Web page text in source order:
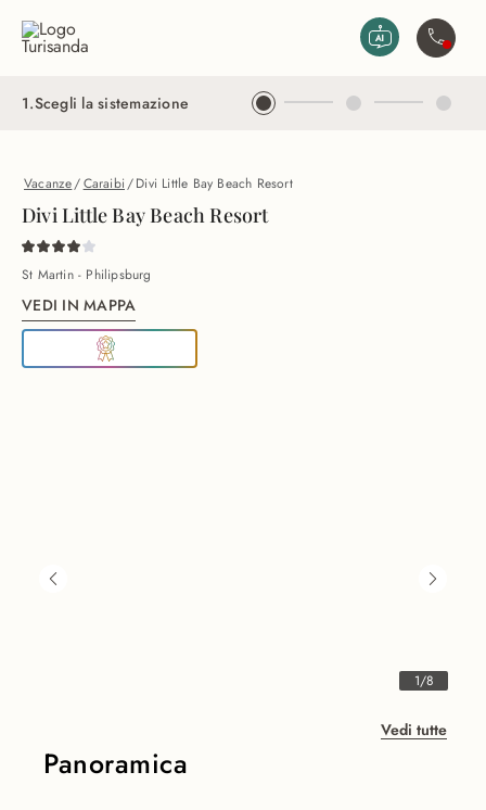
1.Scegli la sistemazione
Vacanze/Caraibi/Divi Little Bay Beach Resort
Divi Little Bay Beach Resort
St Martin - Philipsburg
VEDI IN MAPPA
1/8
Vedi tutte
Panoramica